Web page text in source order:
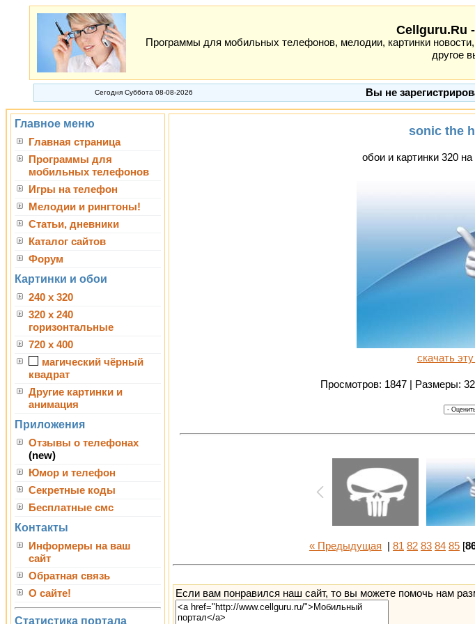
Cellguru.Ru
Программы для мобильных телефонов, мелодии, картинки
другое
Сегодня Суббота 08-08-2026 Вы не
Главное меню
Главная страница
Программы для
мобильных телефонов
Игры на телефон
Мелодии и рингтоны!
Статьи, дневники
Каталог сайтов
Форум
Картинки и обои
240 x 320
320 x 240
горизонтальные
720 x 400
магический чёрный
квадрат
Другие картинки и
анимация
Приложения
Отзывы о телефонах
(new)
Юмор и телефон
Секретные коды
Бесплатные смс
Контакты
Информеры на ваш
сайт
Обратная связь
О сайте!
Статистика портала
sonic the
обои и картинки 320
скачать
Просмотров: 1847 | Размеры:
« Предыдущая 81 82 83 84 85 [
Если вам понравился наш сайт, то вы можете помочь нам